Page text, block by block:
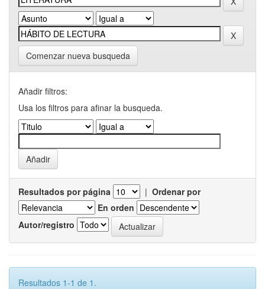
Comenzar nueva busqueda
Añadir filtros:
Usa los filtros para afinar la busqueda.
Resultados por página | Ordenar por
En orden
Autor/registro
Resultados 1-1 de 1.